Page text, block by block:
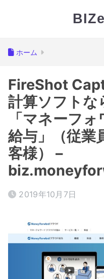
ホーム
FireShot
計算ソフトな
「マネーフ
給与」（従業
客様） –
2019年10月7日